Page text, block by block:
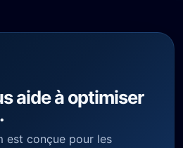
aide à optimiser
est conçue pour les